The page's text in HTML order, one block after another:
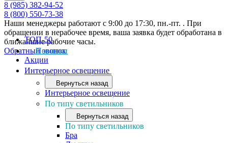
8 (985) 382-94-52
8 (800) 550-73-38
Наши менеджеры работают с 9:00 до 17:30, пн.-пт. . При
обращении в нерабочее время, ваша заявка будет обработана в
ближайшие рабочие часы.
Обратный звонок
ТОП-50
Новинки
Акции
Интерьерное освещение
Вернуться назад
Интерьерное освещение
По типу светильников
Вернуться назад
По типу светильников
Бра